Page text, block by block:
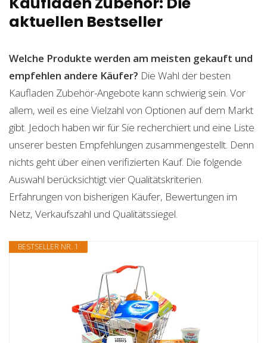
aktuellen Bestseller
Welche Produkte werden am meisten gekauft und
empfehlen andere Käufer? Die Wahl der besten
Kaufladen Zubehör-Angebote kann schwierig sein. Vor
allem, weil es eine Vielzahl von Optionen auf dem Markt
gibt. Jedoch haben wir für Sie recherchiert und eine Liste
unserer besten Empfehlungen zusammengestellt. Denn
nichts geht über einen verifizierten Kauf. Die folgende
Auswahl berücksichtigt vier Qualitätskriterien.
Erfahrungen von bisherigen Käufer, Bewertungen im
Netz, Verkaufszahl und Qualitätssiegel.
BESTSELLER NR. 1